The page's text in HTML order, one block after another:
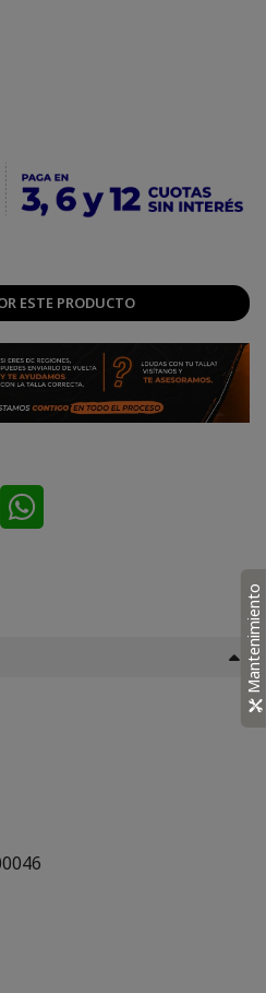
ESTE PRODUCTO
Mantenimiento